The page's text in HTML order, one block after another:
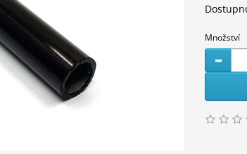
Množství